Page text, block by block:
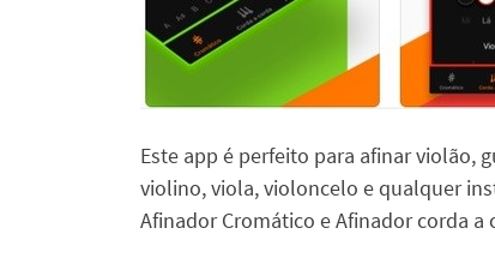
Este app é perfeito para afinar violão,
violino, viola, violoncelo e qualquer
Afinador Cromático e Afinador corda a